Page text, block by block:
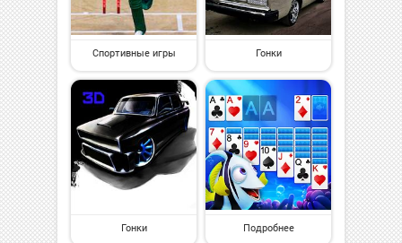
Спортивные игры Гонки
Гонки Подробнее